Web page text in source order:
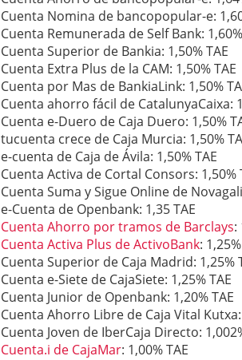
Cuenta Nomina de bancopopular-e:
Cuenta Remunerada de Self Bank:
Cuenta Superior de Bankia: 1,50% TAE
Cuenta Extra Plus de la CAM: 1,50% TAE
Cuenta por Mas de BankiaLink: 1,50%
Cuenta ahorro fácil de CatalunyaCaixa:
Cuenta e-Duero de Caja Duero: 1,50%
tucuenta crece de Caja Murcia: 1,50%
e-cuenta de Caja de Ávila: 1,50% TAE
Cuenta Activa de Cortal Consors: 1,50%
Cuenta Suma y Sigue Online de
e-Cuenta de Openbank: 1,35 TAE
Cuenta Ahorro por tramos de Barclays:
Cuenta Activa Plus de ActivoBank:
Cuenta Superior de Caja Madrid: 1,25%
Cuenta e-Siete de CajaSiete: 1,25% TAE
Cuenta Junior de Openbank: 1,20% TAE
Cuenta Ahorro Libre de Caja Vital Kutxa:
Cuenta Joven de IberCaja Directo:
Cuenta.i de CajaMar: 1,00% TAE